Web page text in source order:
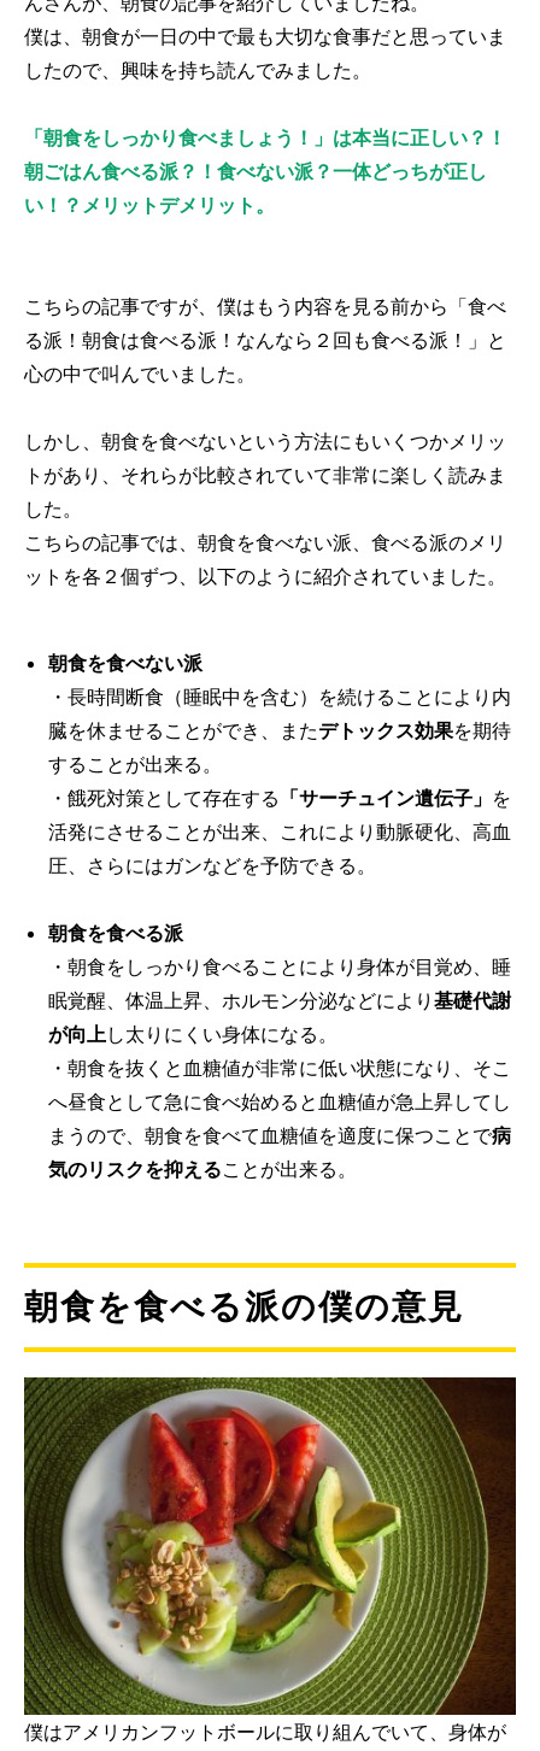
僕は、朝食が一日の中で最も大切な食事だと思っていま
したので、興味を持ち読んでみました。
「朝食をしっかり食べましょう！」は本当に正しい？！
朝ごはん食べる派？！食べない派？一体どっちが正し
い！？メリットデメリット。
こちらの記事ですが、僕はもう内容を見る前から「食べ
る派！朝食は食べる派！なんなら２回も食べる派！」と
心の中で叫んでいました。
しかし、朝食を食べないという方法にもいくつかメリッ
トがあり、それらが比較されていて非常に楽しく読みま
した。
こちらの記事では、朝食を食べない派、食べる派のメリ
ットを各２個ずつ、以下のように紹介されていました。
朝食を食べない派
・長時間断食（睡眠中を含む）を続けることにより内
臓を休ませることができ、またデトックス効果を期待
することが出来る。
・餓死対策として存在する 「サーチュイン遺伝子」 を
活発にさせることが出来、これにより動脈硬化、高血
圧、さらにはガンなどを予防できる。
朝食を食べる派
・朝食をしっかり食べることにより身体が目覚め、睡
眠覚醒、体温上昇、ホルモン分泌などにより 基礎代謝
が向上 し太りにくい身体になる。
・朝食を抜くと血糖値が非常に低い状態になり、そこ
へ昼食として急に食べ始めると血糖値が急上昇してし
まうので、朝食を食べて血糖値を適度に保つことで病
気のリスクを抑えることが出来る。
朝食を食べる派の僕の意見
僕はアメリカンフットボールに取り組んでいて、身体が